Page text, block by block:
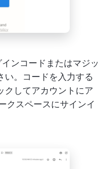
ンコードまたはマジッ
い。コードを入力する
クしてアカウントにア
クスペースにサインイ